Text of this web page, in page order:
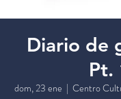
Diario de
Pt.
dom, 23 ene
  |
Centro